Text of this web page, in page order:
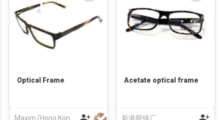
Optical Frame Acetate optical frame
新港眼镜厂